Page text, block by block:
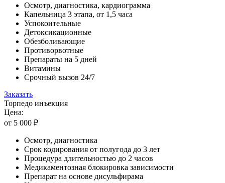
Осмотр, диагностика, кардиограмма
Капельница 3 этапа, от 1,5 часа
Успокоительные
Детоксикационные
Обезболивающие
Противорвотные
Препараты на 5 дней
Витамины
Срочный вызов 24/7
Заказать
Торпедо инъекция
Цена:
от 5 000 ₽
Осмотр, диагностика
Срок кодирования от полугода до 3 лет
Процедура длительностью до 2 часов
Медикаментозная блокировка зависимости
Препарат на основе дисульфирама